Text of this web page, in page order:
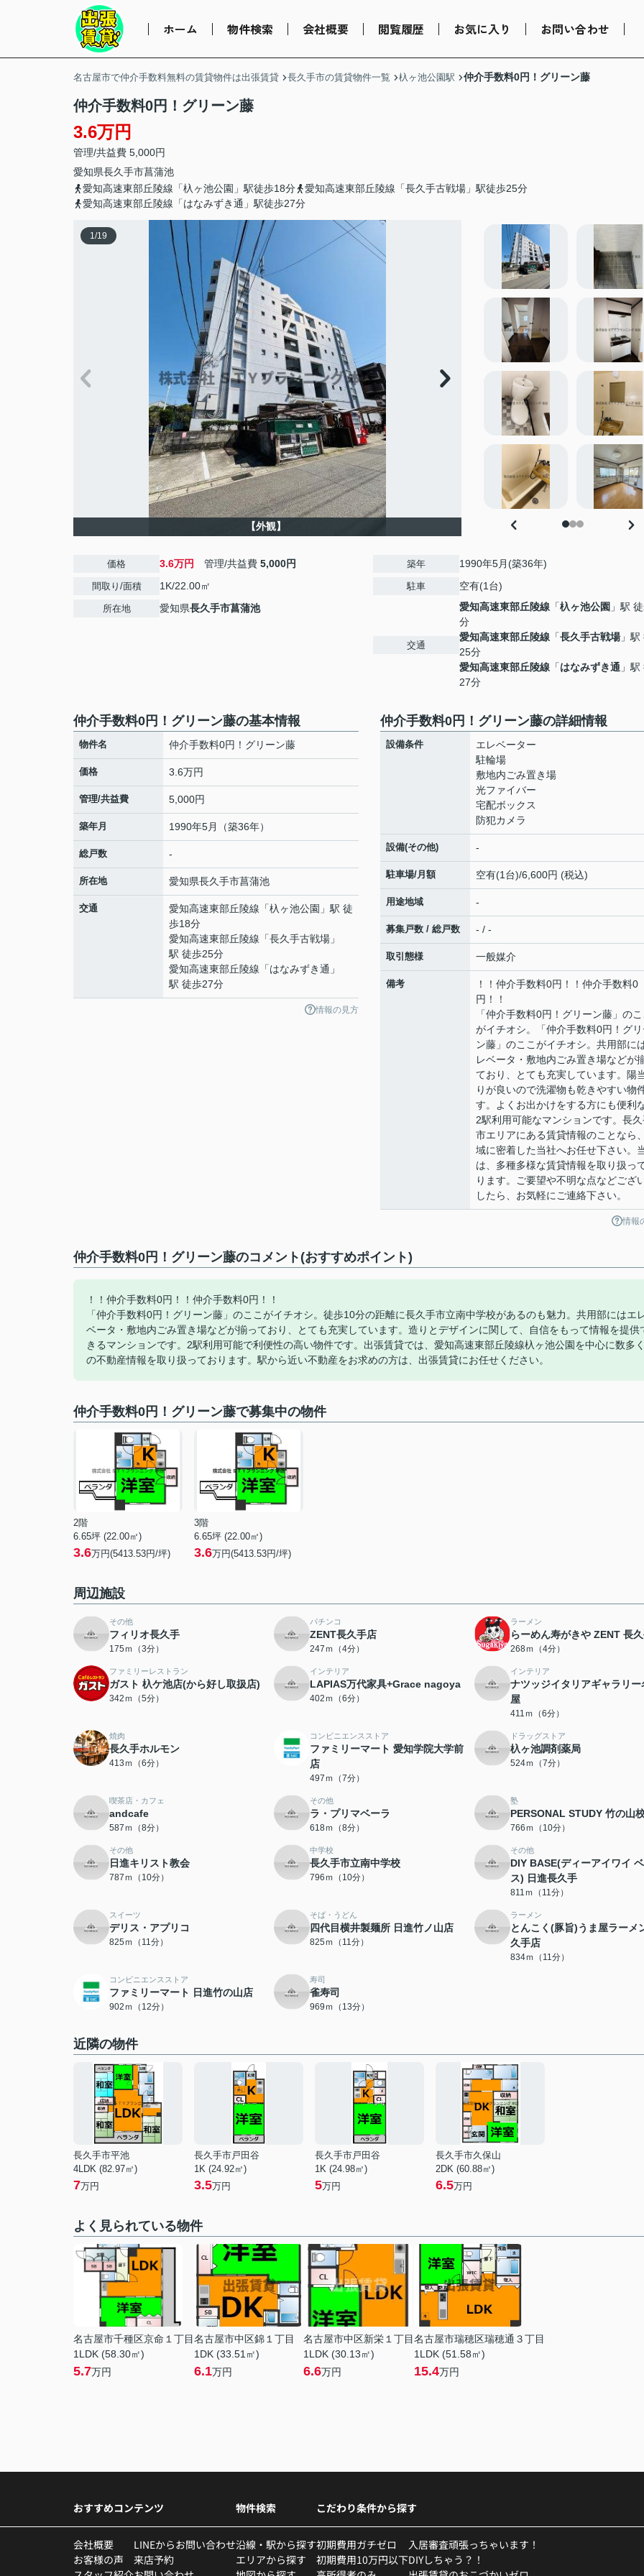
ホーム 物件検索 会社概要 閲覧履歴 お気に入り お問い合わせ
名古屋市で仲介手数料無料の賃貸物件は出張賃貸 長久手市の賃貸物件一覧 杁ヶ池公園駅 仲介手数料0円！グリーン藤
仲介手数料0円！グリーン藤
3.6万円
管理/共益費 5,000円
愛知県長久手市菖蒲池
愛知高速東部丘陵線「杁ヶ池公園」駅徒歩18分
愛知高速東部丘陵線「長久手古戦場」駅徒歩25分
愛知高速東部丘陵線「はなみずき通」駅徒歩27分
1/19
【外観】
価格 3.6万円 管理/共益費 5,000円
間取り/面積 1K/22.00㎡
所在地 愛知県長久手市菖蒲池
築年 1990年5月(築36年)
駐車 空有(1台)
交通
愛知高速東部丘陵線 「杁ヶ池公園 」駅
分
愛知高速東部丘陵線 「長久手古戦場」駅
25分
愛知高速東部丘陵線 「はなみずき通 」
27分
仲介手数料0円！グリーン藤の基本情報
物件名 仲介手数料0円！グリーン藤
価格 3.6万円
管理/共益費 5,000円
築年月 1990年5月（築36年）
総戸数 -
所在地 愛知県長久手市菖蒲池
交通 愛知高速東部丘陵線 「杁ヶ池公園 」駅 徒
歩18分
愛知高速東部丘陵線 「長久手古戦場 」
駅 徒歩25分
愛知高速東部丘陵線 「はなみずき通 」
駅 徒歩27分
情報の見方
仲介手数料0円！グリーン藤の詳細情報
設備条件
エレベーター
駐輪場
敷地内ごみ置き場
光ファイバー
宅配ボックス
防犯カメラ
設備(その他) -
駐車場/月額 空有(1台)/6,600円 (税込)
用途地域 -
募集戸数 / 総戸数 - / -
取引態様 一般媒介
備考
！！仲介手数料0円！！仲介手数料0
円！！
「仲介手数料0円！グリーン藤」の
がイチオシ。「仲介手数料0円！グ
ン藤」のここがイチオシ。共用部に
レベータ・敷地内ごみ置き場などが
ており、とても充実しています。陽
りが良いので洗濯物も乾きやすい物
す。よくお出かけをする方にも便利
2駅利用可能なマンションです。長
市エリアにある賃貸情報のことなら
域に密着した当社へお任せ下さい。
は、多種多様な賃貸情報を取り扱っ
ります。ご要望や不明な点などござ
したら、お気軽にご連絡下さい。
情報
仲介手数料0円！グリーン藤のコメント(おすすめポイント)
！！仲介手数料0円！！仲介手数料0円！！
「仲介手数料0円！グリーン藤」のここがイチオシ。徒歩10分の距離に長久手市立南中学校があるのも魅力。共用部にはエ
ベータ・敷地内ごみ置き場などが揃っており、とても充実しています。造りとデザインに関して、自信をもって情報を提供
きるマンションです。2駅利用可能で利便性の高い物件です。出張賃貸では、愛知高速東部丘陵線杁ヶ池公園を中心に数多
の不動産情報を取り扱っております。駅から近い不動産をお求めの方は、出張賃貸にお任せください。
仲介手数料0円！グリーン藤で募集中の物件
2階
6.65坪 (22.00㎡)
3.6万円(5413.53円/坪)
3階
6.65坪 (22.00㎡)
3.6万円(5413.53円/坪)
周辺施設
その他
フィリオ長久手
175ｍ（3分）
パチンコ
ZENT長久手店
247ｍ（4分）
ラーメン
らーめん寿がきや ZENT 長
268ｍ（4分）
ファミリーレストラン
ガスト 杁ケ池店(から好し取扱店)
342ｍ（5分）
インテリア
LAPIAS万代家具+Grace nagoya
402ｍ（6分）
インテリア
ナツッジイタリアギャラリー
屋
411ｍ（6分）
焼肉
長久手ホルモン
413ｍ（6分）
コンビニエンスストア
ファミリーマート 愛知学院大学前
店
497ｍ（7分）
ドラッグストア
杁ヶ池調剤薬局
524ｍ（7分）
喫茶店・カフェ
andcafe
587ｍ（8分）
その他
ラ・プリマベーラ
618ｍ（8分）
塾
PERSONAL STUDY 竹の山
766ｍ（10分）
その他
日進キリスト教会
787ｍ（10分）
中学校
長久手市立南中学校
796ｍ（10分）
その他
DIY BASE(ディーアイワイ
ス) 日進長久手
811ｍ（11分）
スイーツ
デリス・アプリコ
825ｍ（11分）
そば・うどん
四代目横井製麺所 日進竹ノ山店
825ｍ（11分）
ラーメン
とんこく(豚旨)うま屋ラーメ
久手店
834ｍ（11分）
コンビニエンスストア
ファミリーマート 日進竹の山店
902ｍ（12分）
寿司
雀寿司
969ｍ（13分）
近隣の物件
長久手市平池
4LDK (82.97㎡)
7万円
長久手市戸田谷
1K (24.92㎡)
3.5万円
長久手市戸田谷
1K (24.98㎡)
5万円
長久手市久保山
2DK (60.88㎡)
6.5万円
よく見られている物件
名古屋市千種区京命１丁目
1LDK (58.30㎡)
5.7万円
名古屋市中区錦１丁目
1DK (33.51㎡)
6.1万円
名古屋市中区新栄１丁目
1LDK (30.13㎡)
6.6万円
名古屋市瑞穂区瑞穂通３丁目
1LDK (51.58㎡)
15.4万円
おすすめコンテンツ
会社概要
お客様の声
LINEからお問い合わせ
来店予約
物件検索
沿線・駅から探す
エリアから探す
こだわり条件から探す
初期費用ガチゼロ
初期費用10万円以下
入居審査頑張っちゃいます！
DIYしちゃう？！